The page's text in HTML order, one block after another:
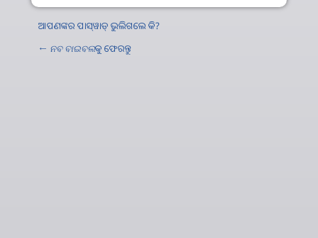
ଆପଣଙ୍କର ପାସ୍‌ୱାଡ୍‌ ଭୁଲିଗଲେ କି?
← ନବ ବାଇବଲକୁ ଫେରନ୍ତୁ